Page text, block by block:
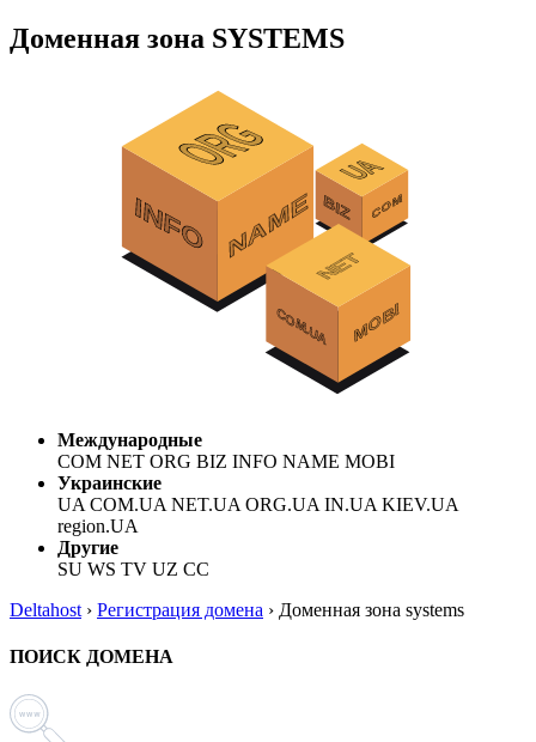
Доменная зона SYSTEMS
Международные
COM NET ORG BIZ INFO NAME MOBI
Украинские
UA COM.UA NET.UA ORG.UA IN.UA KIEV.UA
region.UA
Другие
SU WS TV UZ CC
Deltahost › Регистрация домена › Доменная зона systems
ПОИСК ДОМЕНА